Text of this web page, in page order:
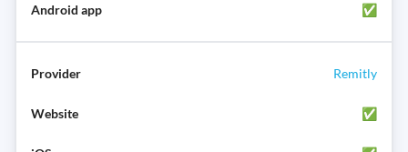
✅
Remitly
✅